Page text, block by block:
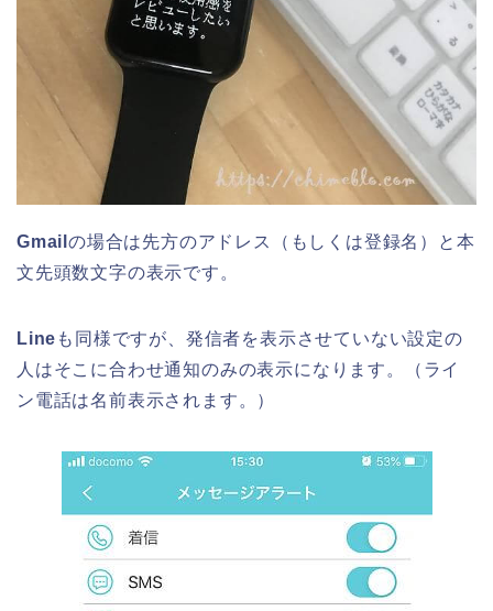
Gmail の場合は先方のアドレス（もしくは登録名）と本
文先頭数文字の表示です。
Line も同様ですが、発信者を表示させていない設定の
人はそこに合わせ通知のみの表示になります。（ライ
ン電話は名前表示されます。）